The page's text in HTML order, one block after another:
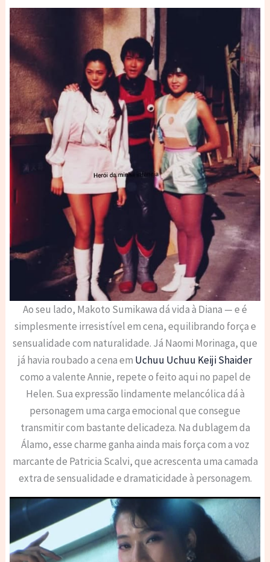
Ao seu lado, Makoto Sumikawa dá vida à Diana — e é
simplesmente irresistível em cena, equilibrando força e
sensualidade com naturalidade. Já Naomi Morinaga, que
já havia roubado a cena em Uchuu Uchuu Keiji Shaider
como a valente Annie, repete o feito aqui no papel de
Helen. Sua expressão lindamente melancólica dá à
personagem uma carga emocional que consegue
transmitir com bastante delicadeza. Na dublagem da
Álamo, esse charme ganha ainda mais força com a voz
marcante de Patricia Scalvi, que acrescenta uma camada
extra de sensualidade e dramaticidade à personagem.